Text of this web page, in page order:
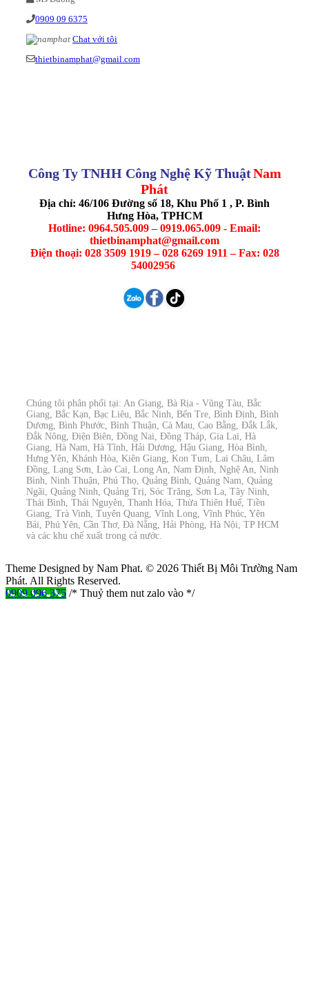
0909 09 6375
Chat với tôi
thietbinamphat@gmail.com
Công Ty TNHH Công Nghệ Kỹ ThuậtNam
Phát
Địa chỉ: 46/106 Đường số 18, Khu Phố 1 , P. Bình
Hưng Hòa, TPHCM
Hotline: 0964.505.009 – 0919.065.009 - Email:
thietbinamphat@gmail.com
Điện thoại: 028 3509 1919 – 028 6269 1911 – Fax: 028
54002956
Chúng tôi phân phối tại: An Giang, Bà Rịa - Vũng Tàu, Bắc
Giang, Bắc Kạn, Bạc Liêu, Bắc Ninh, Bến Tre, Bình Định, Bình
Dương, Bình Phước, Bình Thuận, Cà Mau, Cao Bằng, Đắk Lắk,
Đắk Nông, Điện Biên, Đồng Nai, Đồng Tháp, Gia Lai, Hà
Giang, Hà Nam, Hà Tĩnh, Hải Dương, Hậu Giang, Hòa Bình,
Hưng Yên, Khánh Hòa, Kiên Giang, Kon Tum, Lai Châu, Lâm
Đồng, Lạng Sơn, Lào Cai, Long An, Nam Định, Nghệ An, Ninh
Bình, Ninh Thuận, Phú Thọ, Quảng Bình, Quảng Nam, Quảng
Ngãi, Quảng Ninh, Quảng Trị, Sóc Trăng, Sơn La, Tây Ninh,
Thái Bình, Thái Nguyên, Thanh Hóa, Thừa Thiên Huế, Tiền
Giang, Trà Vinh, Tuyên Quang, Vĩnh Long, Vĩnh Phúc, Yên
Bái, Phú Yên, Cần Thơ, Đà Nẵng, Hải Phòng, Hà Nội, TP HCM
và các khu chế xuất trong cả nước.
Theme Designed by Nam Phat. © 2026 Thiết Bị Môi Trường Nam
Phát. All Rights Reserved.
0909 096 375 /* Thuỷ them nut zalo vào */